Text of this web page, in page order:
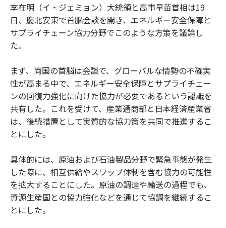
李在明（イ・ジェミョン）大統領と高市早苗首相は19
日、慶北安東で首脳会談を開き、エネルギー安全保障と
サプライチェーン協力分野でこのような方策を議論し
た。
まず、両国の首脳は会談で、グローバルな情勢の不確実
性が高まる中で、エネルギー安全保障とサプライチェー
ンの回復力強化に向けた協力が必要であるという認識を
共有した。これを受けて、産業通商部と日本経済産業省
は、後続措置として実質的な協力策を共同で推進するこ
とにした。
具体的には、原油および石油製品分野で緊急事態が発生
した際に、相互供給やスワップ体制を含む協力の可能性
を拡大することにした。原油の調達や輸送の過程でも、
資源生産国との協力強化などを通じて協調を継続するこ
とにした。